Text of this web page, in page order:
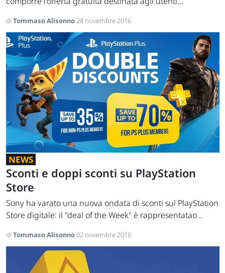
di Tommaso Alisonno28 novembre 2016
NEWS
Sconti e doppi sconti su PlayStation
Store
Sony ha varato una nuova ondata di sconti sul PlayStation
Store digitale: il "deal of the Week" è rappresentatao...
di Tommaso Alisonno02 novembre 2016